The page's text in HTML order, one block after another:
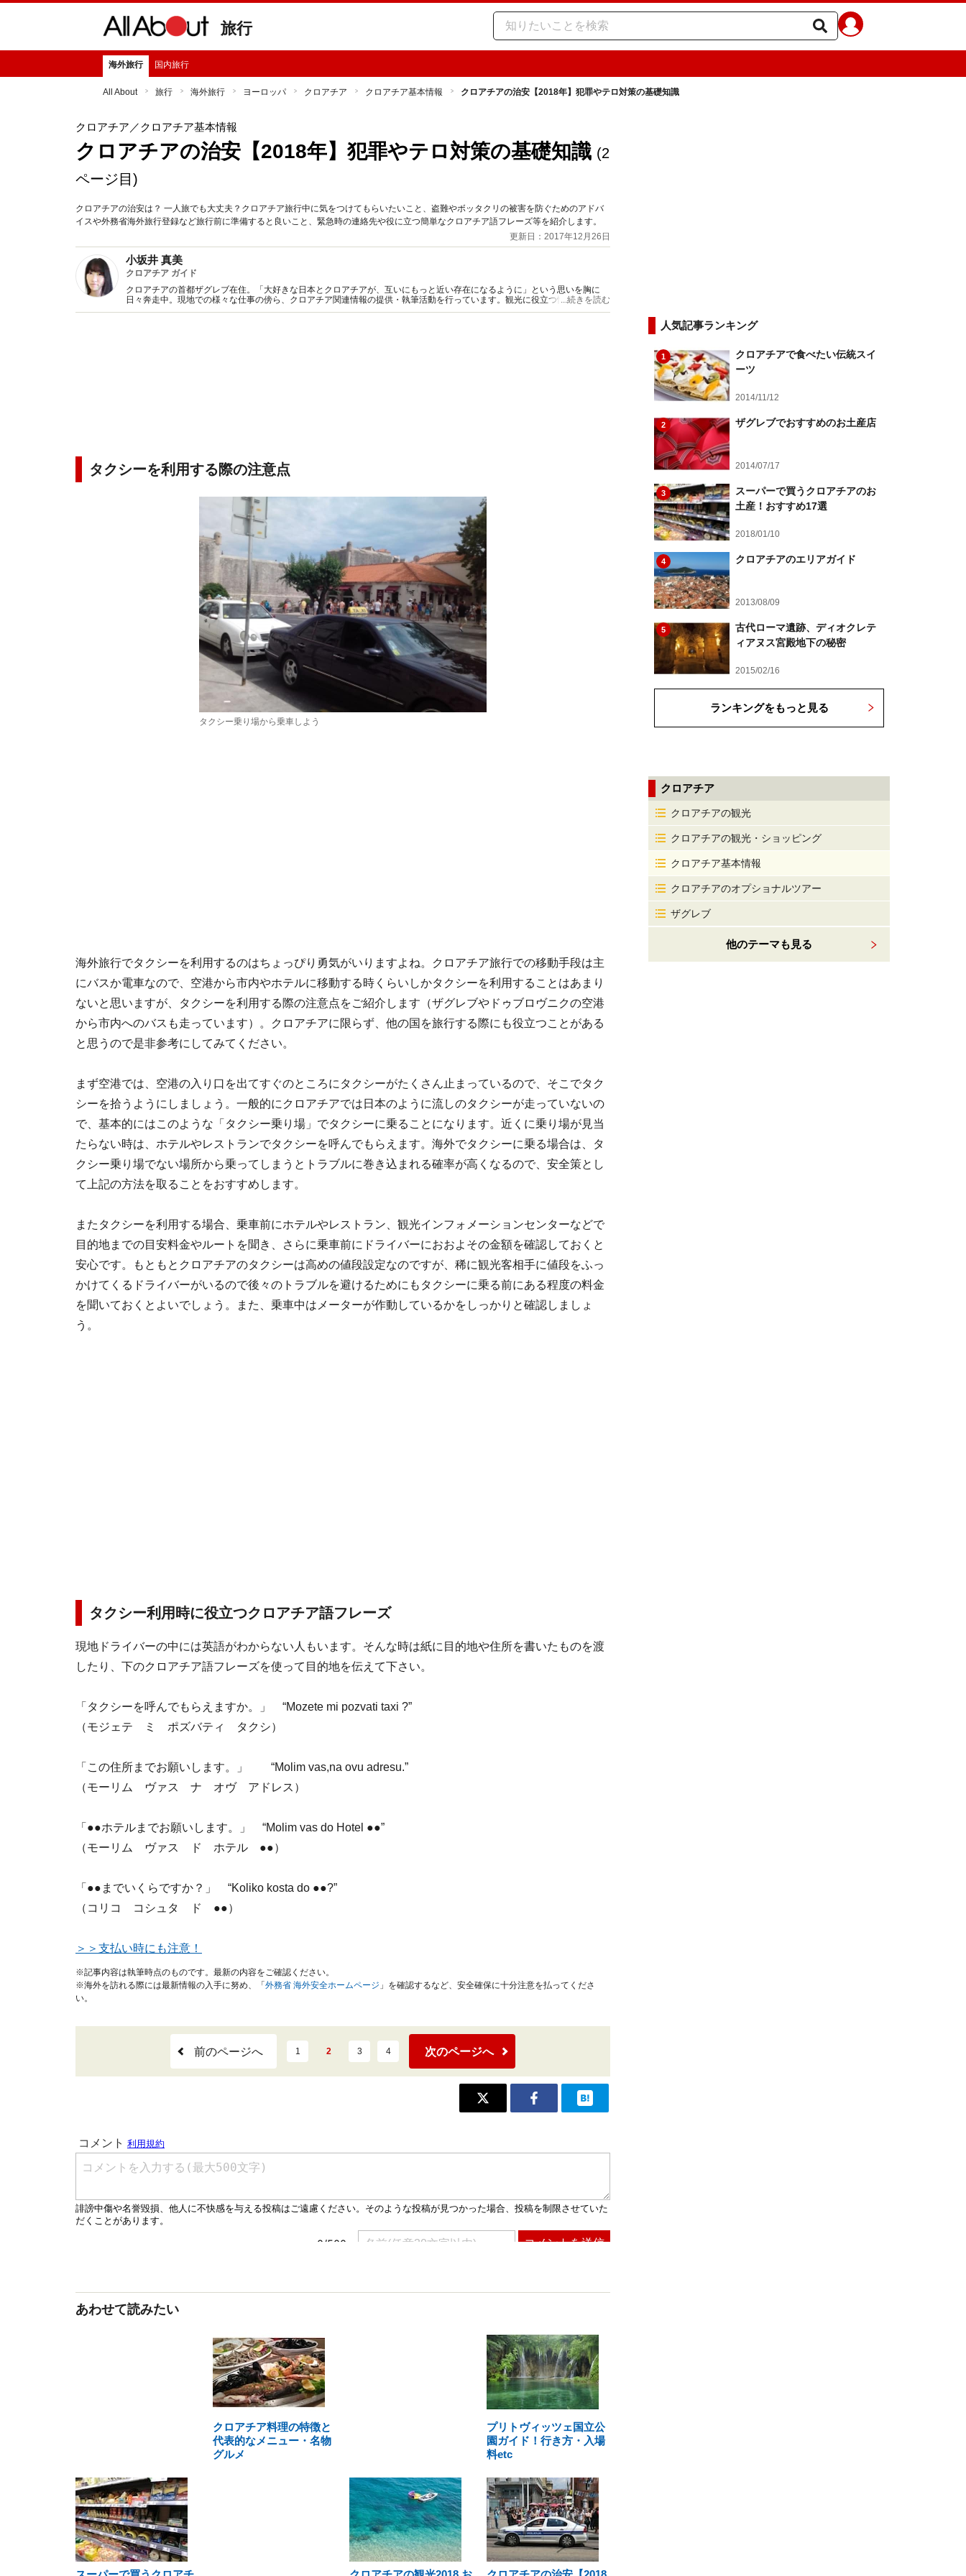
旅行
海外旅行 国内旅行
All About 旅行 海外旅行 ヨーロッパ クロアチア クロアチア基本情報 クロアチアの治安【2018年】犯罪やテロ対策の基礎知識
クロアチア ／クロアチア基本情報
クロアチアの治安【2018年】犯罪やテロ対策の基礎知識 (2
ページ目)
クロアチアの治安は？ 一人旅でも大丈夫？クロアチア旅行中に気をつけてもらいたいこと、盗難やボッタクリの被害を防ぐためのアドバ
イスや外務省海外旅行登録など旅行前に準備すると良いこと、緊急時の連絡先や役に立つ簡単なクロアチア語フレーズ等を紹介します。
更新日：2017年12月26日
小坂井 真美
クロアチア ガイド
クロアチアの首都ザグレブ在住。「大好きな日本とクロアチアが、互いにもっと近い存在になるように」という思いを胸に
日々奔走中。現地での様々な仕事の傍ら、クロアチア関連情報の提供・執筆活動を行っています。観光に役立つ情報はもちろ
ん、クロアチアをより身近に感じていただけるよう様々な情報をお届けします。
...続きを読む
タクシーを利用する際の注意点
タクシー乗り場から乗車しよう
海外旅行でタクシーを利用するのはちょっぴり勇気がいりますよね。クロアチア旅行での移動手段は主
にバスか電車なので、空港から市内やホテルに移動する時くらいしかタクシーを利用することはあまり
ないと思いますが、タクシーを利用する際の注意点をご紹介します（ザグレブやドゥブロヴニクの空港
から市内へのバスも走っています）。クロアチアに限らず、他の国を旅行する際にも役立つことがある
と思うので是非参考にしてみてください。
まず空港では、空港の入り口を出てすぐのところにタクシーがたくさん止まっているので、そこでタク
シーを拾うようにしましょう。一般的にクロアチアでは日本のように流しのタクシーが走っていないの
で、基本的にはこのような「タクシー乗り場」でタクシーに乗ることになります。近くに乗り場が見当
たらない時は、ホテルやレストランでタクシーを呼んでもらえます。海外でタクシーに乗る場合は、タ
クシー乗り場でない場所から乗ってしまうとトラブルに巻き込まれる確率が高くなるので、安全策とし
て上記の方法を取ることをおすすめします。
またタクシーを利用する場合、乗車前にホテルやレストラン、観光インフォメーションセンターなどで
目的地までの目安料金やルートを聞き、さらに乗車前にドライバーにおおよその金額を確認しておくと
安心です。もともとクロアチアのタクシーは高めの値段設定なのですが、稀に観光客相手に値段をふっ
かけてくるドライバーがいるので後々のトラブルを避けるためにもタクシーに乗る前にある程度の料金
を聞いておくとよいでしょう。また、乗車中はメーターが作動しているかをしっかりと確認しましょ
う。
タクシー利用時に役立つクロアチア語フレーズ
現地ドライバーの中には英語がわからない人もいます。そんな時は紙に目的地や住所を書いたものを渡
したり、下のクロアチア語フレーズを使って目的地を伝えて下さい。
「タクシーを呼んでもらえますか。」 “Mozete mi pozvati taxi ?”
（モジェテ ミ ポズバティ タクシ）
「この住所までお願いします。」 “Molim vas,na ovu adresu.”
（モーリム ヴァス ナ オヴ アドレス）
「●●ホテルまでお願いします。」 “Molim vas do Hotel ●●”
（モーリム ヴァス ド ホテル ●●）
「●●までいくらですか？」 “Koliko kosta do ●●?”
（コリコ コシュタ ド ●●）
＞＞支払い時にも注意！
※記事内容は執筆時点のものです。最新の内容をご確認ください。
※海外を訪れる際には最新情報の入手に努め、「 外務省 海外安全ホームページ 」を確認するなど、安全確保に十分注意を払ってくださ
い。
前のページへ 1 2 3 4 次のページへ
あわせて読みたい
クロアチア料理の特徴と
代表的なメニュー・名物
グルメ
プリトヴィッツェ国立公
園ガイド！行き方・入場
料etc
人気記事ランキング
1
クロアチアで食べたい伝統スイ
ーツ
2014/11/12
2 ザグレブでおすすめのお土産店
2014/07/17
3
スーパーで買うクロアチアのお
土産！おすすめ17選
2018/01/10
4 クロアチアのエリアガイド
2013/08/09
5
古代ローマ遺跡、ディオクレテ
ィアヌス宮殿地下の秘密
2015/02/16
ランキングをもっと見る
クロアチア
クロアチアの観光
クロアチアの観光・ショッピング
クロアチア基本情報
クロアチアのオプショナルツアー
ザグレブ
他のテーマも見る